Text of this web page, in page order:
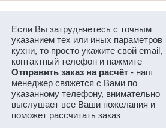
Если Вы затрудняетесь с точным
указанием тех или иных параметров
кухни, то просто укажите свой email,
контактный телефон и нажмите
Отправить заказ на расчёт- наш
менеджер свяжется с Вами по
указанному телефону, внимательно
выслушает все Ваши пожелания и
поможет рассчитать заказ